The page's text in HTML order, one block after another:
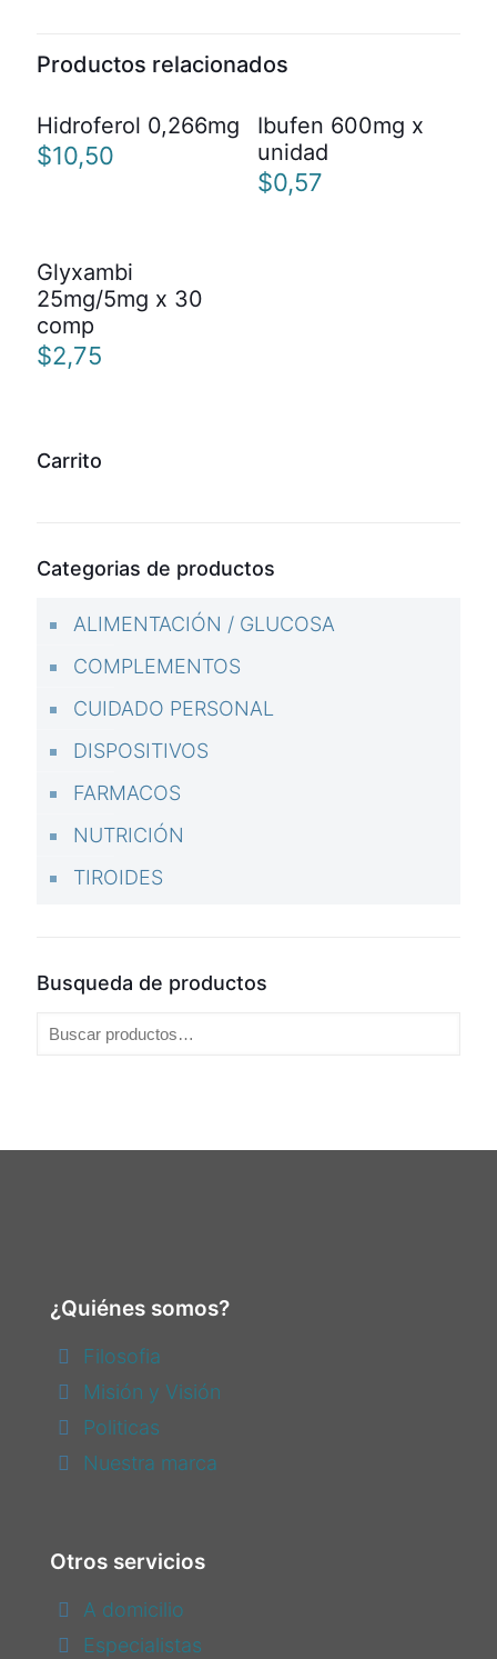
Productos relacionados
Hidroferol 0,266mg
$10,50
Ibufen 600mg x
unidad
$0,57
Glyxambi
25mg/5mg x 30
comp
$2,75
Carrito
Categorias de productos
ALIMENTACIÓN / GLUCOSA
COMPLEMENTOS
CUIDADO PERSONAL
DISPOSITIVOS
FARMACOS
NUTRICIÓN
TIROIDES
Busqueda de productos
¿Quiénes somos?
Filosofia
Misión y Visión
Politicas
Nuestra marca
Otros servicios
A domicilio
Especialistas